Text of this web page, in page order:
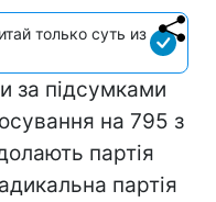
только суть из
за підсумками
на 795 з
партія
партія